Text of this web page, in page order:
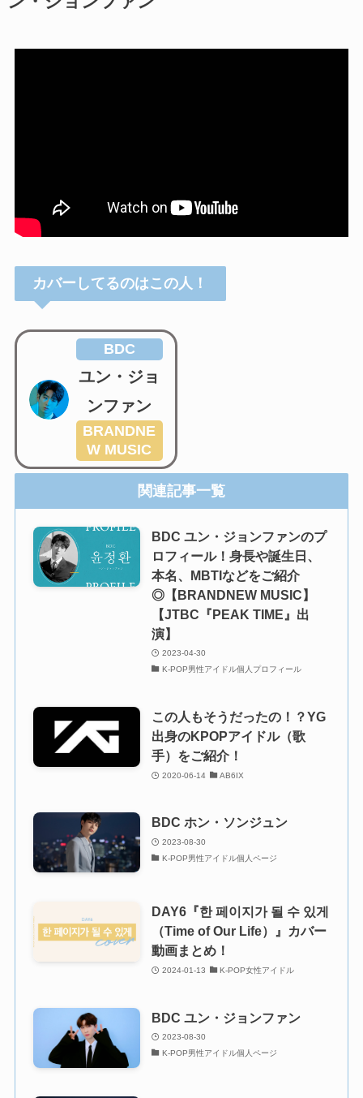
カバーしてるのはこの人！
BDC
ユン・ジョ
ンファン
BRANDNE
W MUSIC
関連記事一覧
BDC ユン・ジョンファンのプ
ロフィール！身長や誕生日、
本名、MBTIなどをご紹介
◎【BRANDNEW MUSIC】
【JTBC『PEAK TIME』出
演】
2023-04-30
K-POP男性アイドル個人プロフィール
この人もそうだったの！？YG
出身のKPOPアイドル（歌
手）をご紹介！
2020-06-14 AB6IX
BDC ホン・ソンジュン
2023-08-30
K-POP男性アイドル個人ページ
DAY6『한 페이지가 될 수 있게
（Time of Our Life）』カバー
動画まとめ！
2024-01-13 K-POP女性アイドル
BDC ユン・ジョンファン
2023-08-30
K-POP男性アイドル個人ページ